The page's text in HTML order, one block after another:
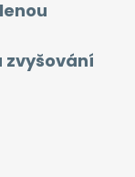
zvyšování